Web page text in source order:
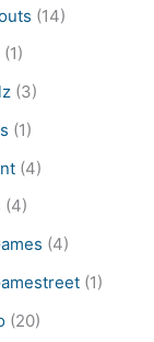
(14)
(1)
(3)
(1)
(4)
(4)
(4)
(1)
(20)